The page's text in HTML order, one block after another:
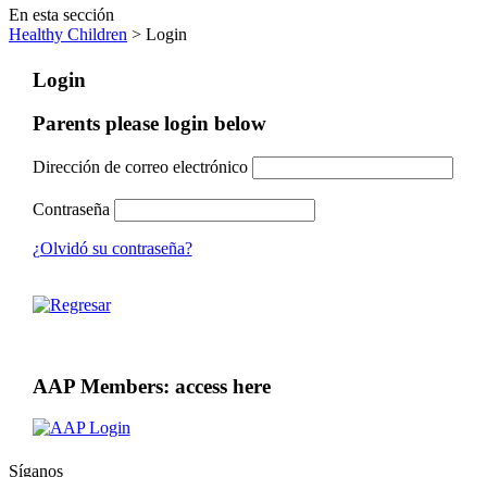
En esta sección
Healthy Children > Login
Login
Parents please login below
Dirección de correo electrónico
Contraseña
¿Olvidó su contraseña?
AAP Members: access here
Síganos